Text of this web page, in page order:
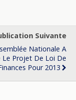
Suivante
Nationale A
Le Projet De Loi De
Pour 2013